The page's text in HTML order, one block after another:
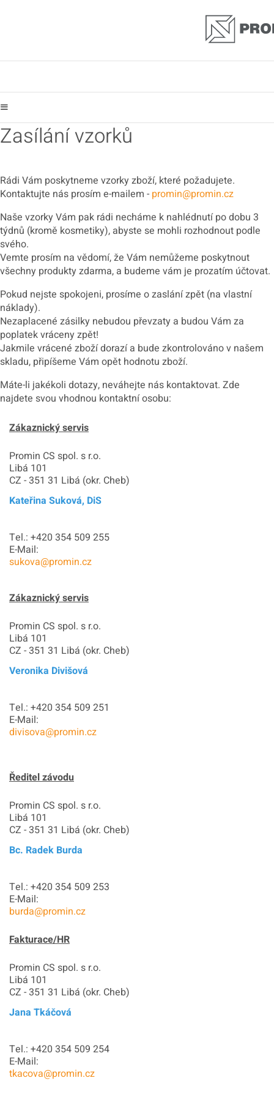
Zasílání vzorků
Rádi Vám poskytneme vzorky zboží, které požadujete.
Kontaktujte nás prosím e-mailem - promin@promin.cz
Naše vzorky Vám pak rádi necháme k nahlédnutí po dobu 3
týdnů (kromě kosmetiky), abyste se mohli rozhodnout podle
svého.
Vemte prosím na vědomí, že Vám nemůžeme poskytnout
všechny produkty zdarma, a budeme vám je prozatím účtovat.
Pokud nejste spokojeni, prosíme o zaslání zpět (na vlastní
náklady).
Nezaplacené zásilky nebudou převzaty a budou Vám za
poplatek vráceny zpět!
Jakmile vrácené zboží dorazí a bude zkontrolováno v našem
skladu, připíšeme Vám opět hodnotu zboží.
Máte-li jakékoli dotazy, neváhejte nás kontaktovat. Zde
najdete svou vhodnou kontaktní osobu:
Zákaznický servis
Promin CS spol. s r.o.
Libá 101
CZ - 351 31 Libá (okr. Cheb)
Kateřina Suková, DiS
Tel.: +420 354 509 255
E-Mail:
sukova@promin.cz
Zákaznický servis
Promin CS spol. s r.o.
Libá 101
CZ - 351 31 Libá (okr. Cheb)
Veronika Divišová
Tel.: +420 354 509 251
E-Mail:
divisova@promin.cz
Ředitel závodu
Promin CS spol. s r.o.
Libá 101
CZ - 351 31 Libá (okr. Cheb)
Bc. Radek Burda
Tel.: +420 354 509 253
E-Mail:
burda@promin.cz
Fakturace/HR
Promin CS spol. s r.o.
Libá 101
CZ - 351 31 Libá (okr. Cheb)
Jana Tkáčová
Tel.: +420 354 509 254
E-Mail:
tkacova@promin.cz